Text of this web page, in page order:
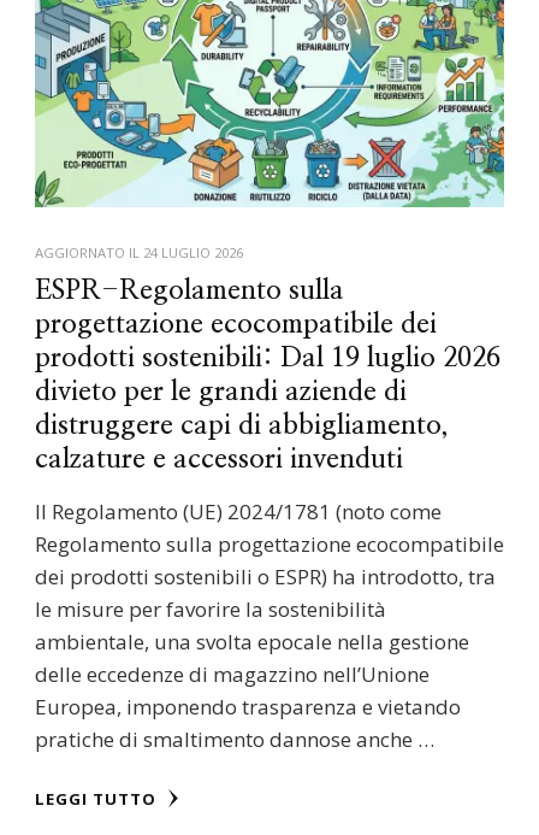
AGGIORNATO IL 24 LUGLIO 2026
ESPR-Regolamento sulla
progettazione ecocompatibile dei
prodotti sostenibili: Dal 19 luglio 2026
divieto per le grandi aziende di
distruggere capi di abbigliamento,
calzature e accessori invenduti
Il Regolamento (UE) 2024/1781 (noto come
Regolamento sulla progettazione ecocompatibile
dei prodotti sostenibili o ESPR) ha introdotto, tra
le misure per favorire la sostenibilità
ambientale, una svolta epocale nella gestione
delle eccedenze di magazzino nell’Unione
Europea, imponendo trasparenza e vietando
pratiche di smaltimento dannose anche …
LEGGI TUTTO